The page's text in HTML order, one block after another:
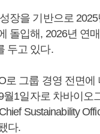
장을 기반으로
돌입해, 2026년 연
두고 있다.
그룹 경영 전면에
월1일자로 차바이오
Sustainability
다.